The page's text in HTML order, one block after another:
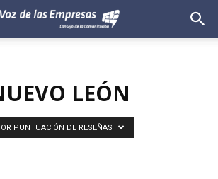
LEÓN
PUNTUACIÓN DE RESEÑAS